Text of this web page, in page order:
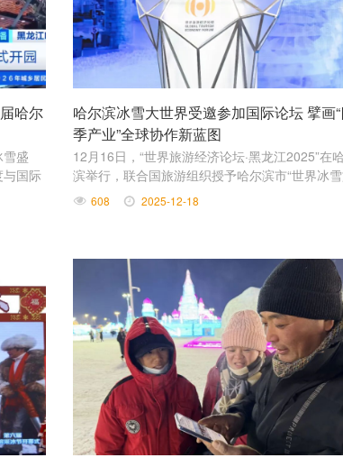
哈尔
盛
国际
哈尔滨冰雪大世界受邀参加国际论坛 擘画
季产业”全球协作新蓝图
12月16日，“世界旅游经济论坛·黑龙江2025”在
滨举行，联合国旅游组织授予哈尔滨市“世界冰
卓越城市”。
608 2025-12-18